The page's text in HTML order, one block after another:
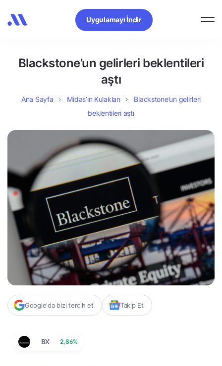
Uygulamayı İndir
Blackstone’un gelirleri beklentileri
aştı
Ana Sayfa Midas’ın Kulakları
Blackstone’un gelirleri
beklentileri aştı
Google'da bizi tercih et Takip Et
BX 2,86%